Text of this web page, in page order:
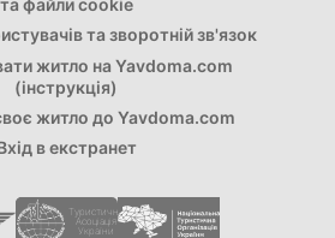
та файли cookie
та зворотній зв'язок
житло на Yavdoma.com
(інструкція)
житло до Yavdoma.com
в екстранет
Туристична
Асоціація
України